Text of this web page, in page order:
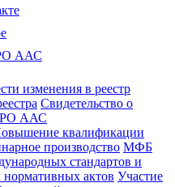
ААС
изменения в реестр
Свидетельство о
ААС
квалификации
производство МФБ
стандартов и
актов Участие